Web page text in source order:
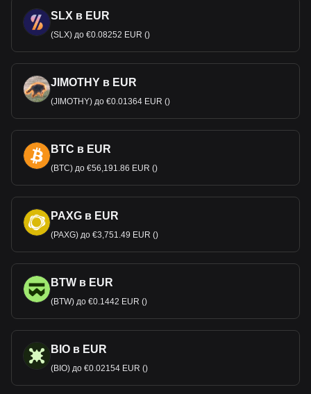
SLX в EUR
(SLX) до €0.08252 EUR ()
JIMOTHY в EUR
(JIMOTHY) до €0.01364 EUR ()
BTC в EUR
(BTC) до €56,191.86 EUR ()
PAXG в EUR
(PAXG) до €3,751.49 EUR ()
BTW в EUR
(BTW) до €0.1442 EUR ()
BIO в EUR
(BIO) до €0.02154 EUR ()